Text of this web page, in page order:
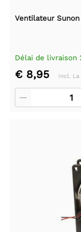
Ventilateur
Délai de livraison
€ 8,95 Incl. La